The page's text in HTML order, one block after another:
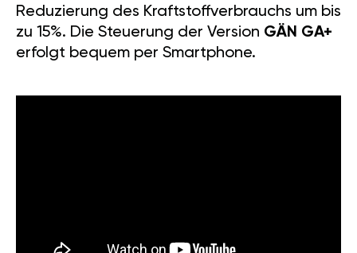
Reduzierung des Kraftstoffverbrauchs um bis
zu 15%. Die Steuerung der Version GÄN GA+
erfolgt bequem per Smartphone.